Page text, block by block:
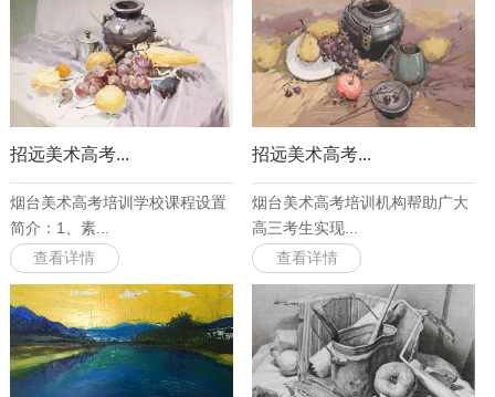
招远美术高考...
烟台美术高考培训学校课程设置
简介：1、素...
查看详情
招远美术高考...
烟台美术高考培训机构帮助广大
高三考生实现...
查看详情